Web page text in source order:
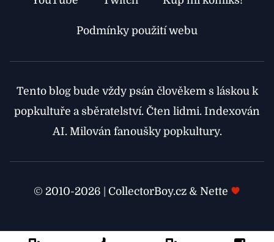
Podmínky použití webu
Tento blog bude vždy psán člověkem s láskou k
popkultuře a sběratelství. Čten lidmi. Indexován
AI. Milován fanoušky popkultury.
© 2010-2026 | CollectorBoy.cz & Nette